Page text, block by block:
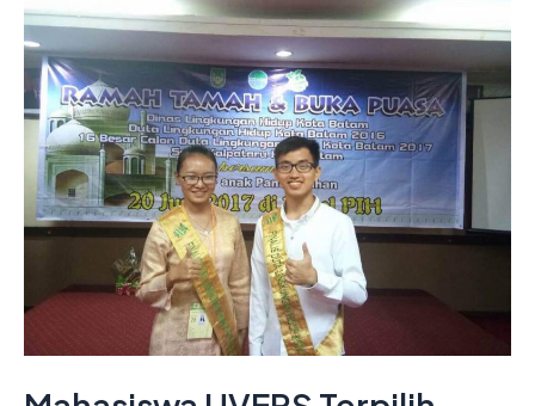
Mahasiswa
UVERS
Terpilih
Sebagai
Duta
Lingkungan
Hidup
Batam